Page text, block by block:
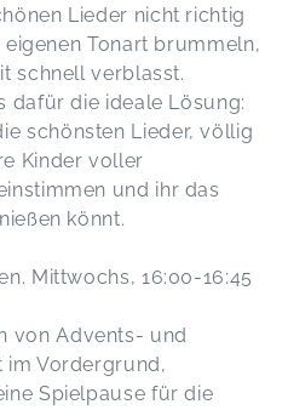
Lieder nicht richtig
Tonart brummeln,
schnell verblasst.
dafür die ideale Lösung:
schönsten Lieder, völlig
Kinder voller
und ihr das
könnt.
Mittwochs, 16:00-16:45
von Advents- und
im Vordergrund,
Spielpause für die